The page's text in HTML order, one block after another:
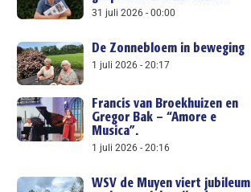
31 juli 2026 00:00
De Zonnebloem in beweging
1 juli 2026 20:17
Francis van Broekhuizen en
Gregor Bak – “Amore e
Musica”.
1 juli 2026 20:16
WSV de Muyen viert jubileum